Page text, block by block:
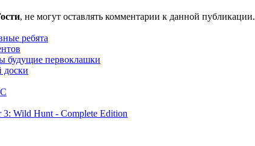
, не могут оставлять комментарии к данной публикации.
ребята
будущие первоклашки
Wild Hunt - Complete Edition